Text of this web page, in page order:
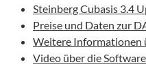
Steinberg Cubasis 3.4
Preise und Daten zur
Weitere Informationen
Video über die